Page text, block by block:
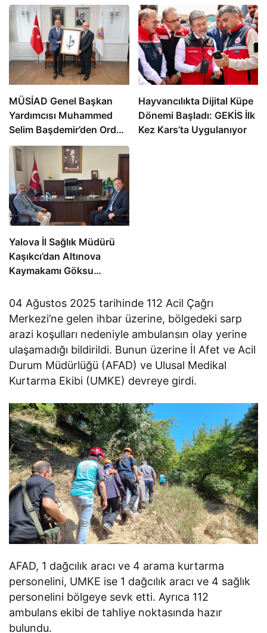
MÜSİAD Genel Başkan
Yardımcısı Muhammed
Selim Başdemir’den Ordu
Valisi Muammer Erol’a
Ziyaret
Hayvancılıkta Dijital Küpe
Dönemi Başladı: GEKİS İlk
Kez Kars’ta Uygulanıyor
Yalova İl Sağlık Müdürü
Kaşıkcı’dan Altınova
Kaymakamı Göksu
Ziyareti
04 Ağustos 2025 tarihinde 112 Acil Çağrı
Merkezi’ne gelen ihbar üzerine, bölgedeki sarp
arazi koşulları nedeniyle ambulansın olay yerine
ulaşamadığı bildirildi. Bunun üzerine İl Afet ve Acil
Durum Müdürlüğü (AFAD) ve Ulusal Medikal
Kurtarma Ekibi (UMKE) devreye girdi.
AFAD, 1 dağcılık aracı ve 4 arama kurtarma
personelini, UMKE ise 1 dağcılık aracı ve 4 sağlık
personelini bölgeye sevk etti. Ayrıca 112
ambulans ekibi de tahliye noktasında hazır
bulundu.